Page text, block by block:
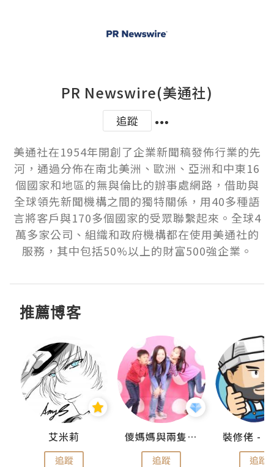
PR Newswire(美通社)
追蹤
美通社在1954年開創了企業新聞稿發佈行業的先
河，通過分佈在南北美洲、歐洲、亞洲和中東16
個國家和地區的無與倫比的辦事處網路，借助與
全球領先新聞機構之間的獨特關係，用40多種語
言將客戶與170多個國家的受眾聯繫起來。全球4
萬多家公司、組織和政府機構都在使用美通社的
服務，其中包括50%以上的財富500強企業。
推薦博客
艾米莉
追蹤
儍媽媽與兩隻小魔怪之家
追蹤 追蹤